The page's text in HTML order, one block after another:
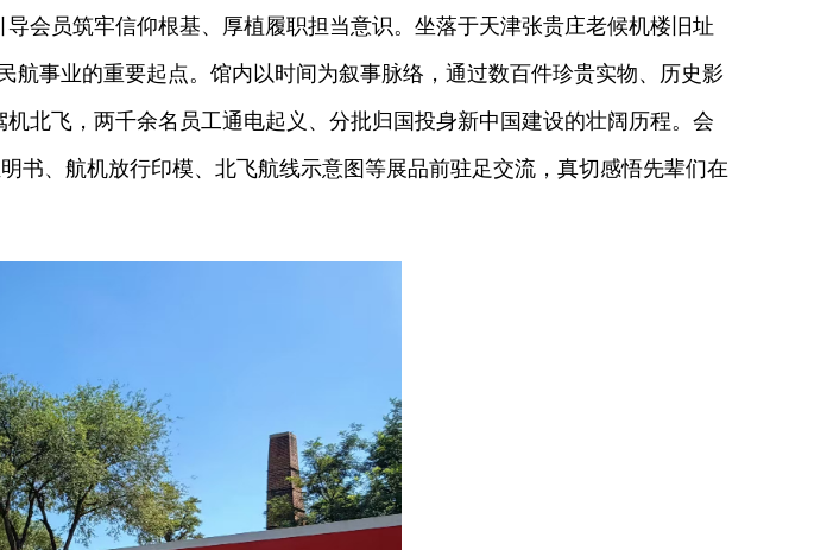
员筑牢信仰根基、厚植履职担当意识。坐落于天津张贵庄老候机楼旧址
事业的重要起点。馆内以时间为叙事脉络，通过数百件珍贵实物、历史影
北飞，两千余名员工通电起义、分批归国投身新中国建设的壮阔历程。会
书、航机放行印模、北飞航线示意图等展品前驻足交流，真切感悟先辈们在